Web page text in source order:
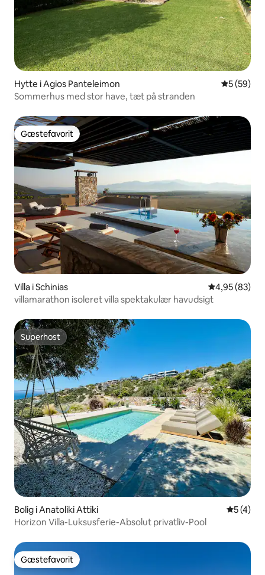
Hytte i Agios Panteleimon 5 ud af 5 i
5 (59)
Sommerhus med stor have, tæt på stranden
Gæstefavorit
Gæstefavorit
Villa i Schinias 4,95 ud af 5 i
4,95 (83)
villamarathon isoleret villa spektakulær havudsigt
Superhost
Superhost
Bolig i Anatoliki Attiki 5 ud af 5
5 (4)
Horizon Villa-Luksusferie-Absolut privatliv-Pool
Gæstefavorit
Gæstefavorit